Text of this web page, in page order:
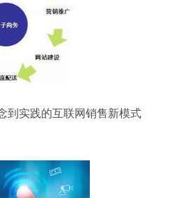
到实践的互联网销售新模式